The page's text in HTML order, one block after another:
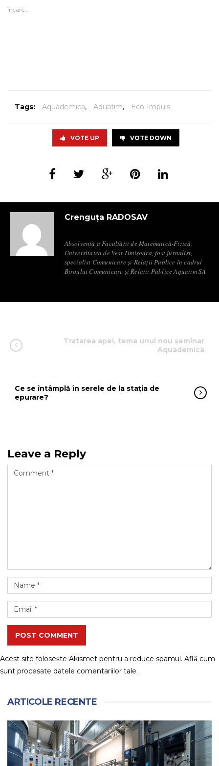
Încarc...
Tags: Aquademica, Aquatim, Eco-Impuls
VOTE UP VOTE DOWN
Crenguța RADOSAV
Absolventă a Facultății de Matematică-Fizică,
Universitatea de Vest Timișoara, fost jurnalist,
specialist Comunicare și Relații Publice în cadrul
Biroului Comunicare și Relații Publice Aquatim SA
Tratarea apei, tema unui nou seminar
Aquademica
Ce se întâmplă în serele de la staţia de
epurare?
Leave a Reply
POST COMMENT
Acest site folosește Akismet pentru a reduce spamul. Află cum
sunt procesate datele comentariilor tale.
ARTICOLE RECENTE